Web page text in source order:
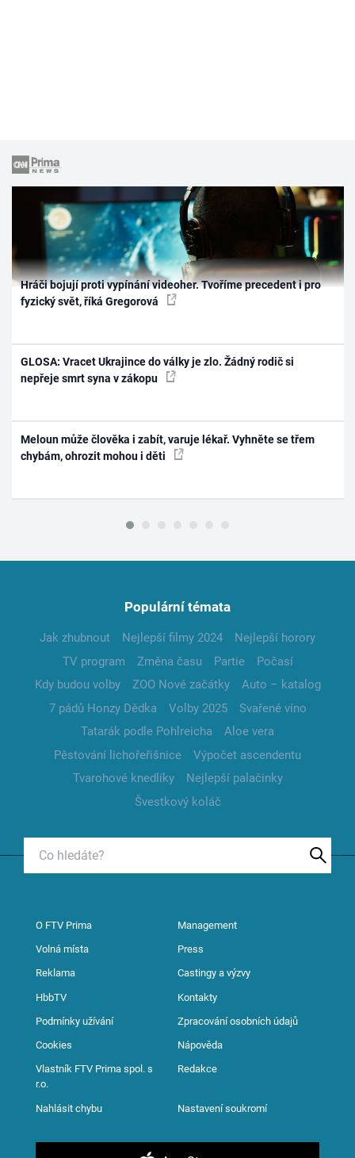
Hráči bojují proti vypínání videoher. Tvoříme precedent i pro
fyzický svět, říká Gregorová
GLOSA: Vracet Ukrajince do války je zlo. Žádný rodič si
nepřeje smrt syna v zákopu
Meloun může člověka i zabít, varuje lékař. Vyhněte se třem
chybám, ohrozit mohou i děti
Populární témata
Jak zhubnout Nejlepší filmy 2024
Nejlepší horory
TV program
Změna času Partie
Počasí
Kdy budou volby
ZOO Nové začátky
Auto – katalog
7 pádů Honzy Dědka
Volby 2025
Svařené víno
Tatarák podle Pohlreicha
Aloe vera
Pěstování lichořeřišnice
Výpočet ascendentu
Tvarohové knedlíky
Nejlepší palačinky
Švestkový koláč
O FTV Prima Management
Volná místa Press
Reklama Castingy a výzvy
HbbTV Kontakty
Podmínky užívání Zpracování osobních údajů
Cookies Nápověda
Vlastník FTV Prima spol. s
r.o.
Redakce
Nahlásit chybu Nastavení soukromí